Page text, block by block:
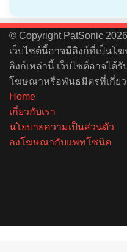
© Copyright PatSonic
เว็บไซต์นี้อาจมีลิงก์ที่เป็น
ลิงก์เหล่านี้ เว็บไซต์อาจได้
โฆษณาหรือพันธมิตรที่เกี่ย
Home
เกี่ยวกับเรา
นโยบายความเป็นส่วนตัว
ลงโฆษณากับแพทโซนิค